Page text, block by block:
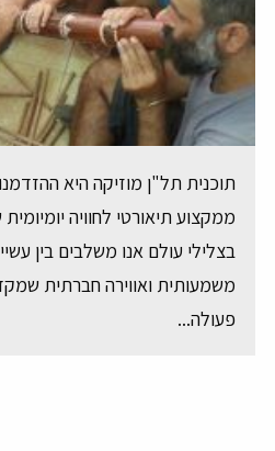
תוכנית תל"ן מוזיקה היא
ממקצוע תיאורטי לחוויה
בצלילי עולם אנו משלבים בין
משמעותית ואווירה חברתית
פעולה...